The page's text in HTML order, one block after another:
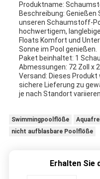
Produktname:
Beschreibung:
unseren Schaumstoff-
hochwertigem,
Floats Komfort und
Sonne im Pool genießen.
Paket beinhaltet: 1
Abmessungen: 72 Zoll x
Versand: Dieses
sichere Lieferung zu
je nach Standort
Swimmingpoolflöße
nicht aufblasbare Poolflöße
Erhalten Sie